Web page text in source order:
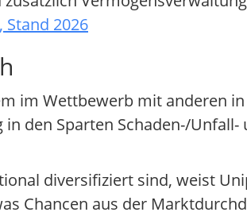
Stand 2026
im Wettbewerb mit anderen
den Sparten Schaden-/
diversifiziert sind, weist
Chancen aus der